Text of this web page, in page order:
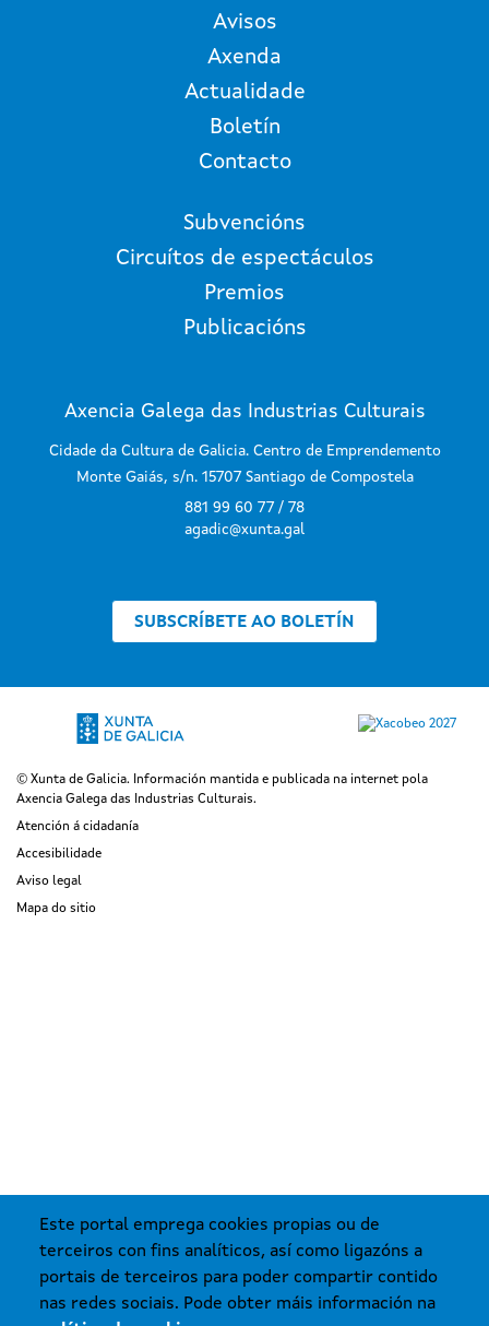
Este portal emprega cookies propias ou de
terceiros con fins analíticos, así como ligazóns a
portais de terceiros para poder compartir contido
nas redes sociais. Pode obter máis información na
Avisos
Axenda
Actualidade
Boletín
Contacto
Subvencións
Circuítos de espectáculos
Premios
Publicacións
Axencia Galega das Industrias Culturais
Cidade da Cultura de Galicia. Centro de Emprendemento
Monte Gaiás, s/n. 15707 Santiago de Compostela
881 99 60 77 / 78
agadic@xunta.gal
SUBSCRÍBETE AO BOLETÍN
© Xunta de Galicia. Información mantida e publicada na internet pola
Axencia Galega das Industrias Culturais.
Atención á cidadanía
Accesibilidade
Aviso legal
Mapa do sitio